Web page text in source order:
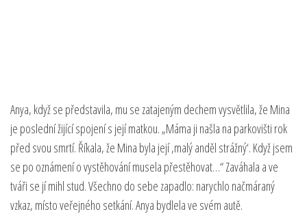
Anya, když se představila, mu se zatajeným dechem vysvětlila, že Mina
je poslední žijící spojení s její matkou. „Máma ji našla na parkovišti rok
před svou smrtí. Říkala, že Mina byla její ‚malý anděl strážný‘. Když jsem
se po oznámení o vystěhování musela přestěhovat…“ Zaváhala a ve
tváři se jí mihl stud. Všechno do sebe zapadlo: narychlo načmáraný
vzkaz, místo veřejného setkání. Anya bydlela ve svém autě.